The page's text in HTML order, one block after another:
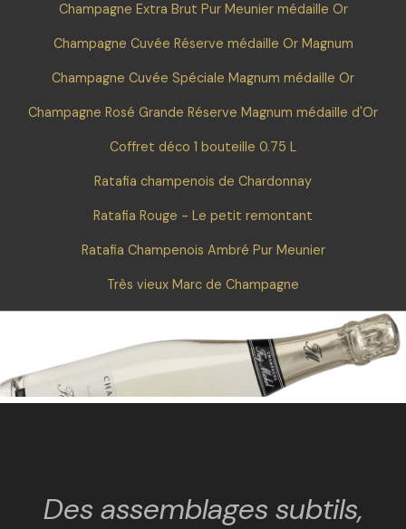
Champagne Extra Brut Pur Meunier médaille Or
Champagne Cuvée Réserve médaille Or Magnum
Champagne Cuvée Spéciale Magnum médaille Or
Champagne Rosé Grande Réserve Magnum médaille d'Or
Coffret déco 1 bouteille 0.75 L
Ratafia champenois de Chardonnay
Ratafia Rouge - Le petit remontant
Ratafia Champenois Ambré Pur Meunier
Très vieux Marc de Champagne
Des assemblages subtils,